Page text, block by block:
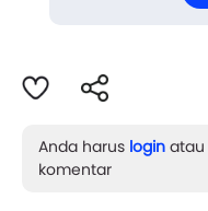
penumpangnya yan...
Anda harus login atau
komentar